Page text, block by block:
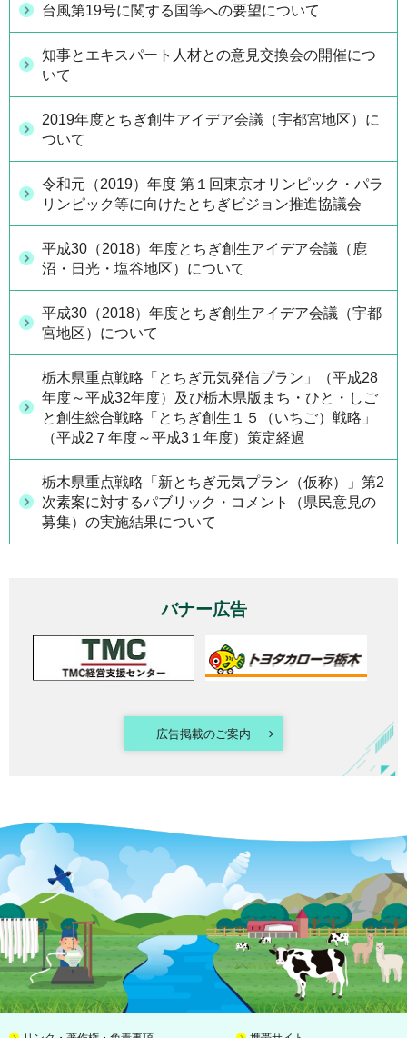
台風第19号に関する国等への要望について
知事とエキスパート人材との意見交換会の開催につ
いて
2019年度とちぎ創生アイデア会議（宇都宮地区）に
ついて
令和元（2019）年度 第１回東京オリンピック・パラ
リンピック等に向けたとちぎビジョン推進協議会
平成30（2018）年度とちぎ創生アイデア会議（鹿
沼・日光・塩谷地区）について
平成30（2018）年度とちぎ創生アイデア会議（宇都
宮地区）について
栃木県重点戦略「とちぎ元気発信プラン」（平成28
年度～平成32年度）及び栃木県版まち・ひと・しご
と創生総合戦略「とちぎ創生１５（いちご）戦略」
（平成2７年度～平成3１年度）策定経過
栃木県重点戦略「新とちぎ元気プラン（仮称）」第2
次素案に対するパブリック・コメント（県民意見の
募集）の実施結果について
バナー広告
広告掲載のご案内